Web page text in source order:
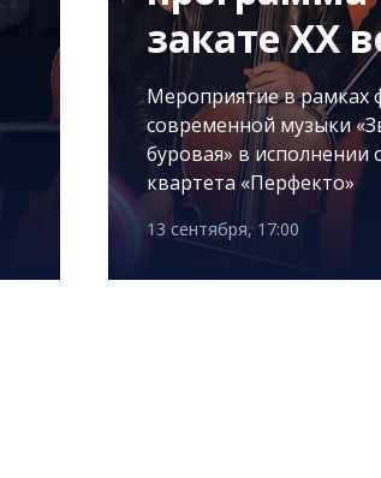
закате XX
Мероприятие в рамках
современной музыки
буровая» в исполнении
квартета «Перфекто»
13 сентября, 17:00